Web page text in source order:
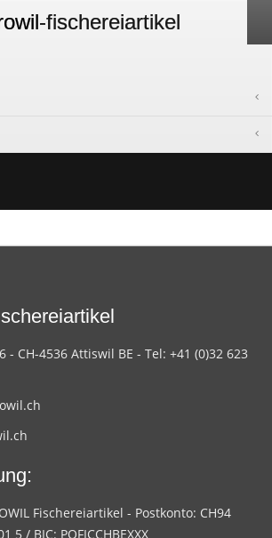
-fischereiartikel
- CH-4536 Attiswil BE - Tel: +41 (0)32 623
Fischereiartikel - Postkonto: CH94
5 / BIC: POFICCHBEXXX